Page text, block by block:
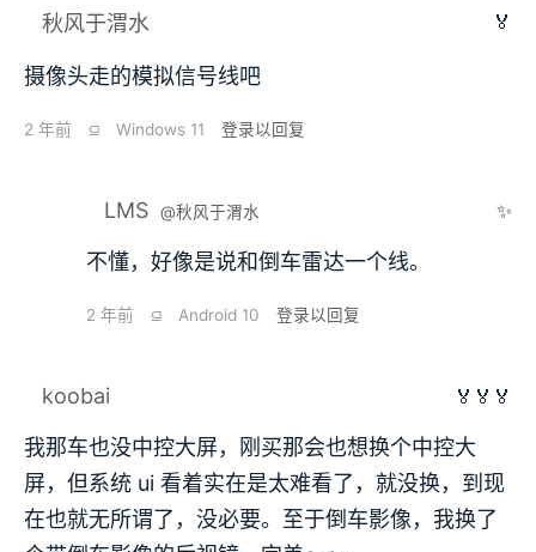
秋风于渭水 🏅
摄像头走的模拟信号线吧
2 年前 ⫑ Windows 11 登录以回复
LMS @秋风于渭水 ✨
不懂，好像是说和倒车雷达一个线。
2 年前 ⫑ Android 10 登录以回复
koobai 🏅🏅🏅
我那车也没中控大屏，刚买那会也想换个中控大
屏，但系统 ui 看着实在是太难看了，就没换，到现
在也就无所谓了，没必要。至于倒车影像，我换了